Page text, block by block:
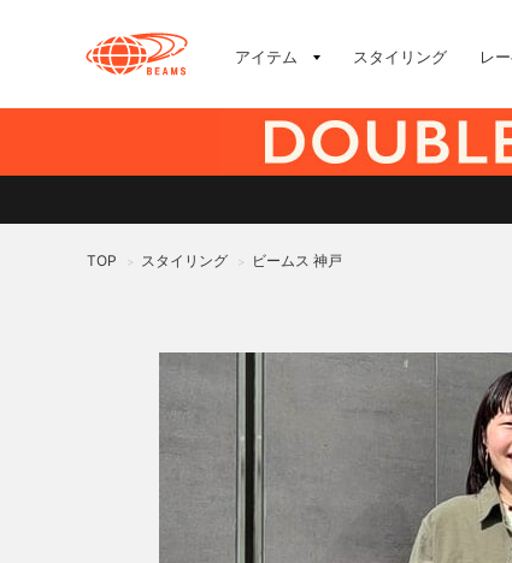
アイテム スタイリング レ
TOP > スタイリング > ビームス 神戸